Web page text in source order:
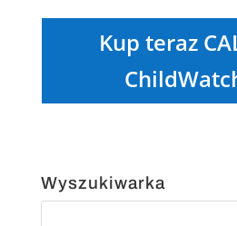
Kup teraz
Wyszukiwarka